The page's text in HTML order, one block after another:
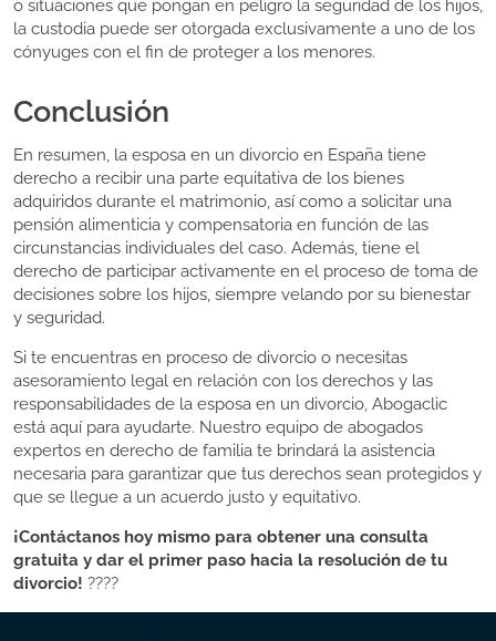
o situaciones que pongan en peligro la seguridad de los hijos,
la custodia puede ser otorgada exclusivamente a uno de los
cónyuges con el fin de proteger a los menores.
Conclusión
En resumen, la esposa en un divorcio en España tiene
derecho a recibir una parte equitativa de los bienes
adquiridos durante el matrimonio, así como a solicitar una
pensión alimenticia y compensatoria en función de las
circunstancias individuales del caso. Además, tiene el
derecho de participar activamente en el proceso de toma de
decisiones sobre los hijos, siempre velando por su bienestar
y seguridad.
Si te encuentras en proceso de divorcio o necesitas
asesoramiento legal en relación con los derechos y las
responsabilidades de la esposa en un divorcio, Abogaclic
está aquí para ayudarte. Nuestro equipo de abogados
expertos en derecho de familia te brindará la asistencia
necesaria para garantizar que tus derechos sean protegidos y
que se llegue a un acuerdo justo y equitativo.
¡Contáctanos hoy mismo para obtener una consulta
gratuita y dar el primer paso hacia la resolución de tu
divorcio! ????